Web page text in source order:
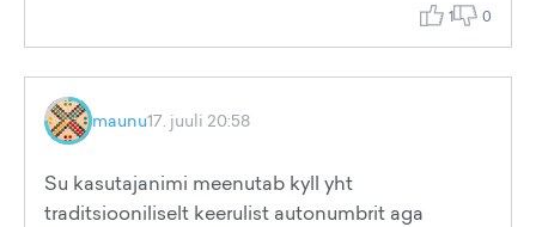
1 0
maunu17. juuli 20:58
Su kasutajanimi meenutab kyll yht
traditsiooniliselt keerulist autonumbrit aga